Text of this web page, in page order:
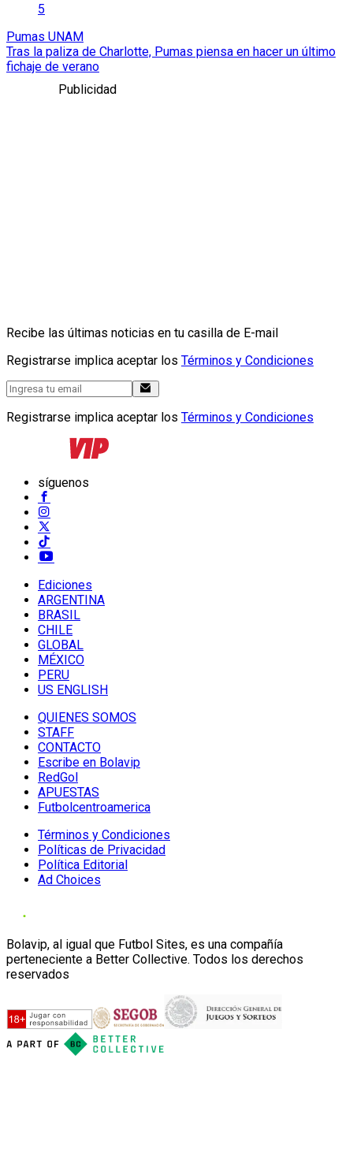
5
Pumas UNAM
Tras la paliza de Charlotte, Pumas piensa en hacer un último
fichaje de verano
Publicidad
Recibe las últimas noticias en tu casilla de E-mail
Registrarse implica aceptar los Términos y Condiciones
Registrarse implica aceptar los Términos y Condiciones
síguenos
Ediciones
ARGENTINA
BRASIL
CHILE
GLOBAL
MÉXICO
PERU
US ENGLISH
QUIENES SOMOS
STAFF
CONTACTO
Escribe en Bolavip
RedGol
APUESTAS
Futbolcentroamerica
Términos y Condiciones
Políticas de Privacidad
Política Editorial
Ad Choices
Bolavip, al igual que Futbol Sites, es una compañía
perteneciente a Better Collective. Todos los derechos
reservados